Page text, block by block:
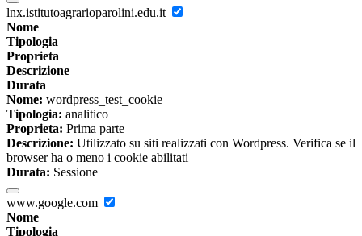
lnx.istitutoagrarioparolini.edu.it
Nome
Tipologia
Proprieta
Descrizione
Durata
Nome: wordpress_test_cookie
Tipologia: analitico
Proprieta: Prima parte
Descrizione: Utilizzato su siti realizzati con Wordpress. Verifica se il
browser ha o meno i cookie abilitati
Durata: Sessione
www.google.com
Nome
Tipologia